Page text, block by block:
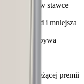
VAT w stawce
spread i mniejsza
u dealerów bywa
charakter
bieżącej premii